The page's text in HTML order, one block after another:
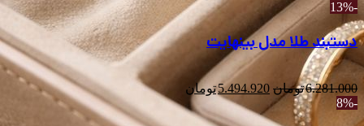
-13%
دستبند طلا مدل بینهایت
6.281.000تومان 5.494.920تومان
-8%